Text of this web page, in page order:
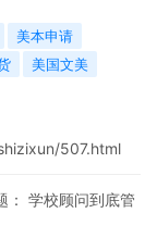
美本申请
美国文美
507.html
： 学校顾问到底管